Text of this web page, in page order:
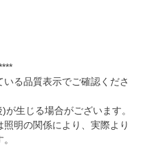
る品質表示でご確認くださ
生じる場合がございます。
明の関係により、実際より